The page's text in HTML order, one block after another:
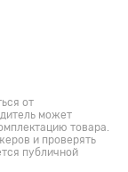
от
может
товара.
и проверять
публичной